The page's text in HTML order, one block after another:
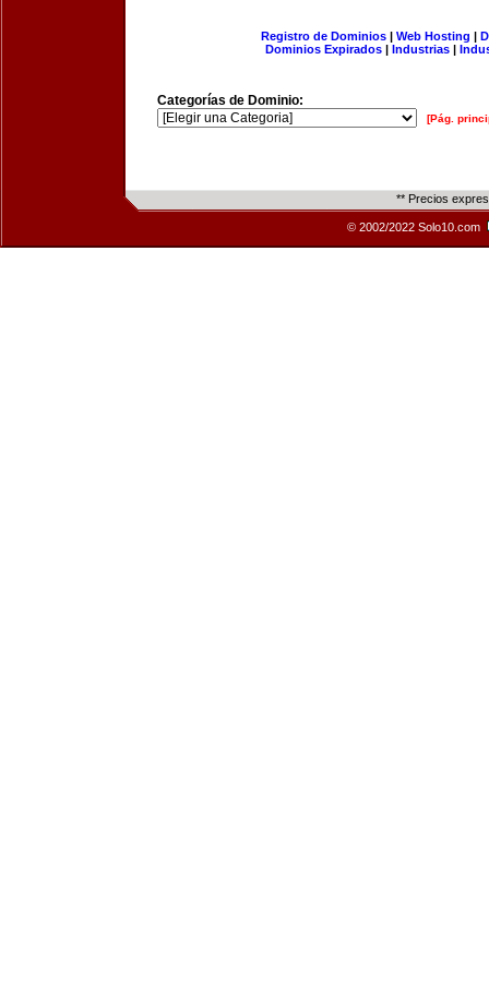
Registro de Dominios| Web Hosting |
Dominios Expirados | Industrias |
Categorías de Dominio:
[Pág.
** Precios
© 2002/2022 Solo10.com